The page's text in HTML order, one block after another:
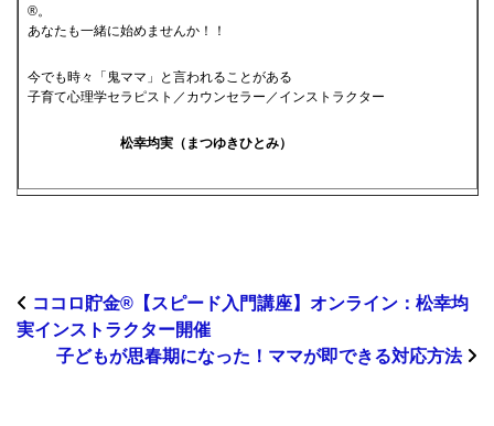
®。
あなたも一緒に始めませんか！！
今でも時々「鬼ママ」と言われることがある
子育て心理学セラピスト／カウンセラー／インストラクター
松幸均実（まつゆきひとみ）
ココロ貯金®︎【スピード入門講座】オンライン：松幸均
実インストラクター開催
子どもが思春期になった！ママが即できる対応方法